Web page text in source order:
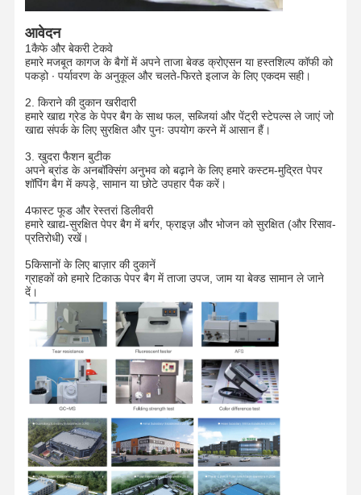
घर उत्पाद वी.आर. शो
फ़ैक्टरी टूर गुणवत्ता नियंत्रण हमसे संपर्क करें
आवेदन
1कैफे और बेकरी टेकवे
हमारे मजबूत कागज के बैगों में अपने ताजा बेक्ड क्रोएसन या हस्तशिल्प कॉफी को
पकड़ो ∙ पर्यावरण के अनुकूल और चलते-फिरते इलाज के लिए एकदम सही।
2. किराने की दुकान खरीदारी
हमारे खाद्य ग्रेड के पेपर बैग के साथ फल, सब्जियां और पेंट्री स्टेपल्स ले जाएं जो
खाद्य संपर्क के लिए सुरक्षित और पुनः उपयोग करने में आसान हैं।
3. खुदरा फैशन बुटीक
अपने ब्रांड के अनबॉक्सिंग अनुभव को बढ़ाने के लिए हमारे कस्टम-मुद्रित पेपर
शॉपिंग बैग में कपड़े, सामान या छोटे उपहार पैक करें।
4फास्ट फूड और रेस्तरां डिलीवरी
हमारे खाद्य-सुरक्षित पेपर बैग में बर्गर, फ्राइज़ और भोजन को सुरक्षित (और रिसाव-
प्रतिरोधी) रखें।
5किसानों के लिए बाज़ार की दुकानें
ग्राहकों को हमारे टिकाऊ पेपर बैग में ताजा उपज, जाम या बेक्ड सामान ले जाने
दें।